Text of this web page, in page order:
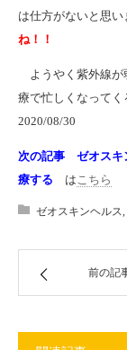
は仕方がないと思い
ね！！
ようやく紫外線が
療で忙しくなって
2020/08/30
次の記事 ゼオスキ
療する はこちら
ゼオスキンヘルス,
前の記